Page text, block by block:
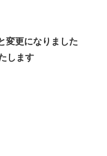
変更になりました
します